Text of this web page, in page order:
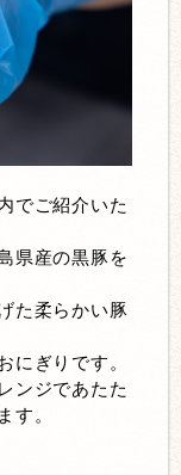
でご紹介いた
県産の黒豚を
た柔らかい豚
にぎりです。
ンジであたた
す。